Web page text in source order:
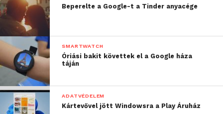
Beperelte a Google-t a Tinder anyacége
SMARTWATCH
Óriási bakit követtek el a Google háza
táján
ADATVÉDELEM
Kártevővel jött Windowsra a Play Áruház